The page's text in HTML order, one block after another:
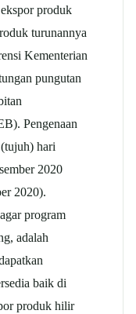
produk
turunannya
Kementerian
pungutan
Pengenaan
hari
2020
2020).
program
adalah
baik di
produk hilir